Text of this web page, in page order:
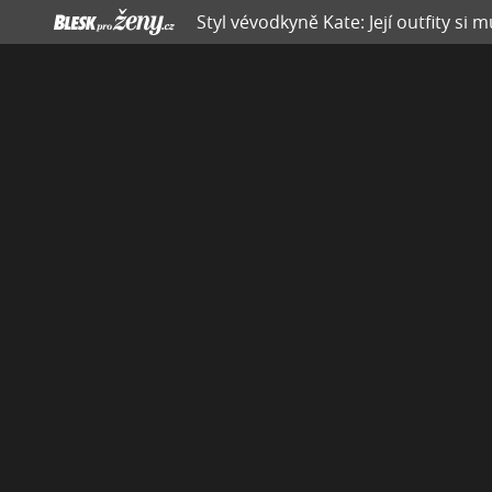
Styl vévodkyně Kate: Její outfity si